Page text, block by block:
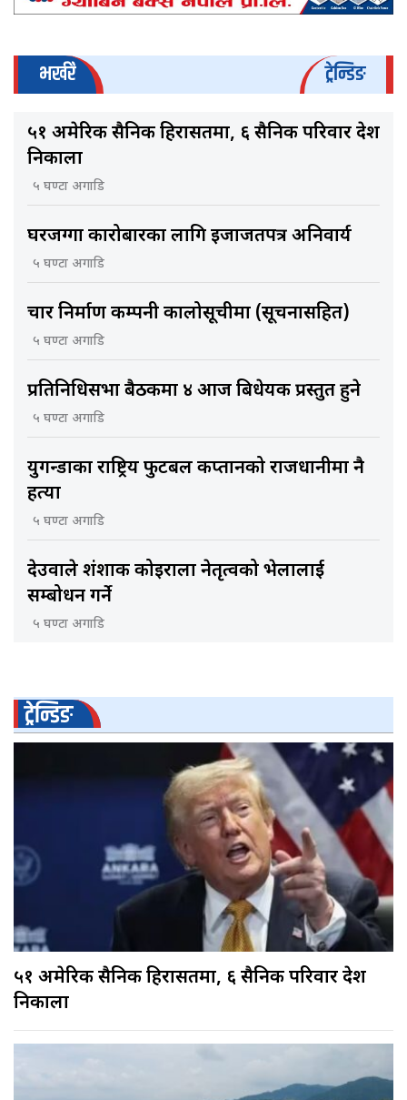
भर्खरै ट्रेन्डिङ
५१ अमेरिकी सैनिक हिरासतमा, ६ सैनिक परिवार देश
निकाला
५ घण्टा अगाडि
घरजग्गा कारोबारका लागि इजाजतपत्र अनिवार्य
५ घण्टा अगाडि
चार निर्माण कम्पनी कालोसूचीमा (सूचनासहित)
५ घण्टा अगाडि
प्रतिनिधिसभा बैठकमा ४ आज बिधेयक प्रस्तुत हुने
५ घण्टा अगाडि
युगन्डाका राष्ट्रिय फुटबल कप्तानको राजधानीमा नै
हत्या
५ घण्टा अगाडि
देउवाले शंशाक कोइराला नेतृत्वको भेलालाई
सम्बोधन गर्ने
५ घण्टा अगाडि
ट्रेन्डिङ
५१ अमेरिकी सैनिक हिरासतमा, ६ सैनिक परिवार देश
निकाला